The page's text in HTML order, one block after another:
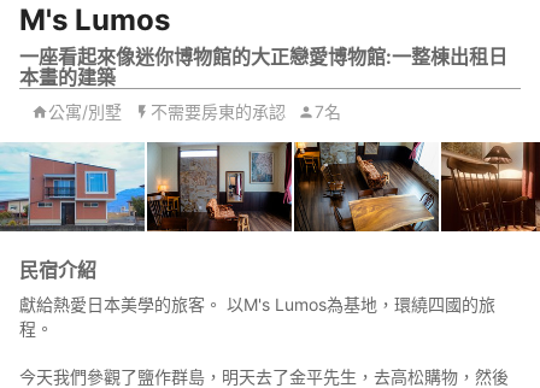
M's Lumos
一座看起來像迷你博物館的大正戀愛博物館:一整棟出租日
本畫的建築
公寓/別墅 不需要房東的承認 7名
民宿介紹
獻給熱愛日本美學的旅客。 以M's Lumos為基地，環繞四國的旅
程。
今天我們參觀了鹽作群島，明天去了金平先生，去高松購物，然後